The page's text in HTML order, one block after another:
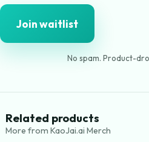
Join waitlist
No spam. Product-
Related products
More from KaoJai.ai Merch